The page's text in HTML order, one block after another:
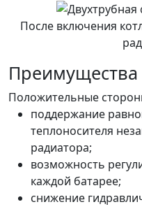
После включения
Преимущества
Положительные
поддержание
теплоносителя
радиатора;
возможность
каждой батарее;
снижение